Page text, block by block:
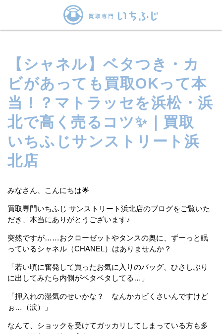
【シャネル】ベタつき・カ
ビがあっても買取OKって本
当！？マトラッセを浜松・浜
北で高く売るコツ✨｜買取
いちふじサンストリート浜
北店
みなさん、こんにちは🌟
買取専門いちふじ サンストリート浜北店のブログをご覧いた
だき、本当にありがとうございます♪
突然ですが……おクローゼットやタンスの奥に、ずーっと眠
っているシャネル（CHANEL）はありませんか？
「若い頃に奮発して買ったお気に入りのバッグ、ひさしぶり
に出してみたら内側がベタベタしてる…」
「押入れの湿気のせいかな？ なんかカビくさいんですけど
ぉ…（涙）」
なんて、ショックを受けてガッカリしてしまっている方も多